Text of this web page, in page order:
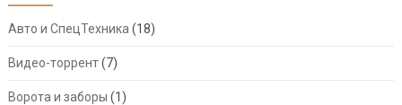
Авто и СпецТехника (18)
Видео-торрент(7)
Ворота и заборы (1)